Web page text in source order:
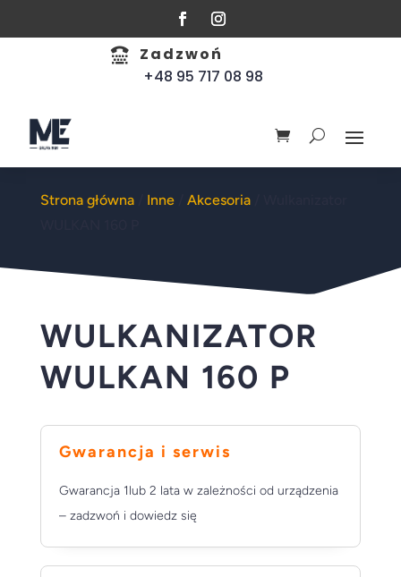

Zadzwoń
+48 95 717 08 98
Strona główna/ Inne/ Akcesoria/ Wulkanizator
WULKANIZATOR
WULKAN 160 P
Gwarancja i serwis
Gwarancja 1lub 2 lata w zależności od urządzenia
– zadzwoń i dowiedz się